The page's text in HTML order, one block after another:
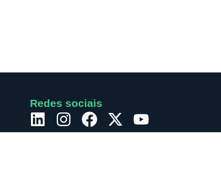
Redes sociais